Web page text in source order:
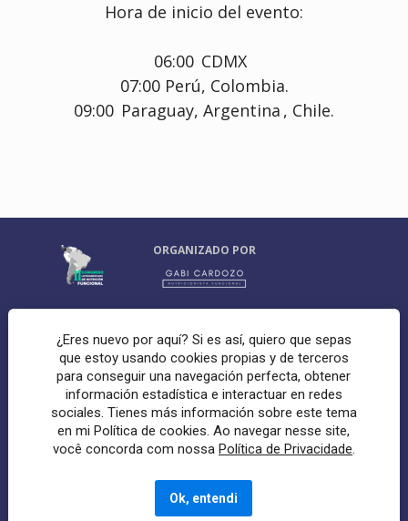
Hora de inicio del evento:
06:00  CDMX
07:00 Perú, Colombia.
09:00  Paraguay, Argentina , Chile.
Con el apoyo de:
Asociación Paraguaya de Nutrición Funcional
ORGANIZADO POR
Copyright © 2020 - Gabi Cardozo
Privacidad
¿Eres nuevo por aquí? Si es así, quiero que sepas
que estoy usando cookies propias y de terceros
para conseguir una navegación perfecta, obtener
información estadística e interactuar en redes
sociales. Tienes más información sobre este tema
en mi Política de cookies. Ao navegar nesse site,
você concorda com nossa Política de Privacidade.
Ok, entendi